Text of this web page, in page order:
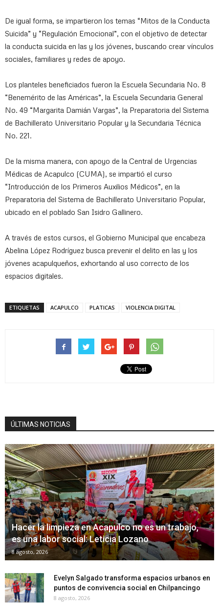
De igual forma, se impartieron los temas “Mitos de la Conducta
Suicida” y “Regulación Emocional”, con el objetivo de detectar
la conducta suicida en las y los jóvenes, buscando crear vínculos
sociales, familiares y redes de apoyo.
Los planteles beneficiados fueron la Escuela Secundaria No. 8
“Benemérito de las Américas”, la Escuela Secundaria General
No. 49 “Margarita Damián Vargas”, la Preparatoria del Sistema
de Bachillerato Universitario Popular y la Secundaria Técnica
No. 221.
De la misma manera, con apoyo de la Central de Urgencias
Médicas de Acapulco (CUMA), se impartió el curso
“Introducción de los Primeros Auxilios Médicos”, en la
Preparatoria del Sistema de Bachillerato Universitario Popular,
ubicado en el poblado San Isidro Gallinero.
A través de estos cursos, el Gobierno Municipal que encabeza
Abelina López Rodríguez busca prevenir el delito en las y los
jóvenes acapulqueños, exhortando al uso correcto de los
espacios digitales.
ETIQUETAS ACAPULCO PLATICAS VIOLENCIA DIGITAL
ÚLTIMAS NOTICIAS
Hacer la limpieza en Acapulco no es un trabajo,
es una labor social: Leticia Lozano
8 agosto, 2026
Evelyn Salgado transforma espacios urbanos en
puntos de convivencia social en Chilpancingo
8 agosto, 2026